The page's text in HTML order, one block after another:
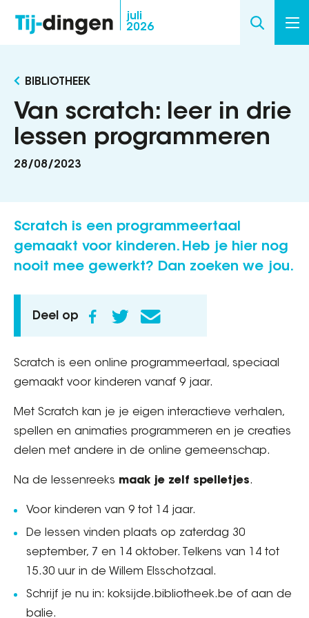
inhoud
gaan
juli
2026
BIBLIOTHEEK
Van scratch: leer in drie
lessen programmeren
28/08/2023
Scratch is een programmeertaal
gemaakt voor kinderen. Heb je hier nog
nooit mee gewerkt? Dan zoeken we jou.
Deel op
Scratch is een online programmeertaal, speciaal
gemaakt voor kinderen vanaf 9 jaar.
Met Scratch kan je je eigen interactieve verhalen,
spellen en animaties programmeren en je creaties
delen met andere in de online gemeenschap.
Na de lessenreeks maak je zelf spelletjes.
Voor kinderen van 9 tot 14 jaar.
De lessen vinden plaats op zaterdag 30
september, 7 en 14 oktober. Telkens van 14 tot
15.30 uur in de Willem Elsschotzaal.
Schrijf je nu in: koksijde.bibliotheek.be of aan de
balie.